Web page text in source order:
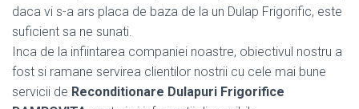
daca vi s-a ars placa de baza de la un Dulap Frigorific, este
suficient sa ne sunati.
Inca de la infiintarea companiei noastre, obiectivul nostru a
fost si ramane servirea clientilor nostrii cu cele mai bune
servicii de Reconditionare Dulapuri Frigorifice